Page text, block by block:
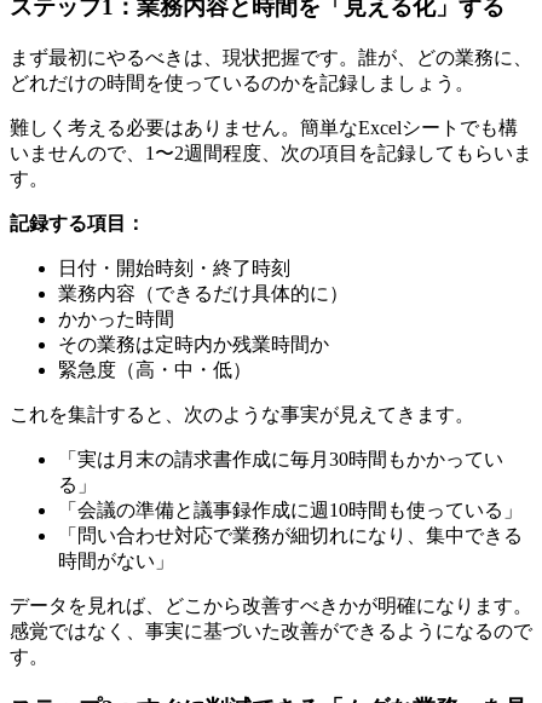
ステップ1：業務内容と時間を「見える化」する
まず最初にやるべきは、現状把握です。誰が、どの業務に、
どれだけの時間を使っているのかを記録しましょう。
難しく考える必要はありません。簡単なExcelシートでも構
いませんので、1〜2週間程度、次の項目を記録してもらいま
す。
記録する項目：
日付・開始時刻・終了時刻
業務内容（できるだけ具体的に）
かかった時間
その業務は定時内か残業時間か
緊急度（高・中・低）
これを集計すると、次のような事実が見えてきます。
「実は月末の請求書作成に毎月30時間もかかってい
る」
「会議の準備と議事録作成に週10時間も使っている」
「問い合わせ対応で業務が細切れになり、集中できる
時間がない」
データを見れば、どこから改善すべきかが明確になります。
感覚ではなく、事実に基づいた改善ができるようになるので
す。